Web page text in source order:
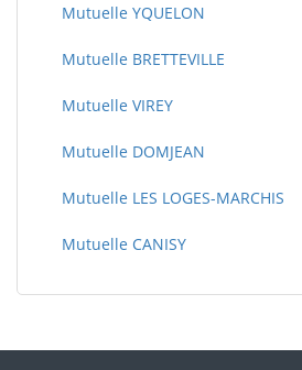
Mutuelle YQUELON
Mutuelle BRETTEVILLE
Mutuelle VIREY
Mutuelle DOMJEAN
Mutuelle LES LOGES-MARCHIS
Mutuelle CANISY